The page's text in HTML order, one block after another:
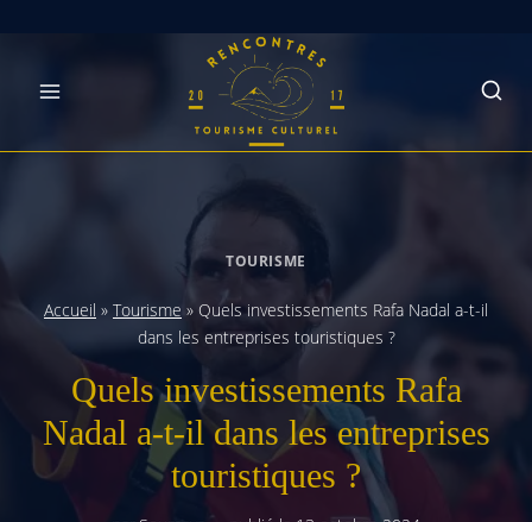
TOURISME
Accueil » Tourisme » Quels investissements Rafa Nadal a-t-il
dans les entreprises touristiques ?
Quels investissements Rafa
Nadal a-t-il dans les entreprises
touristiques ?